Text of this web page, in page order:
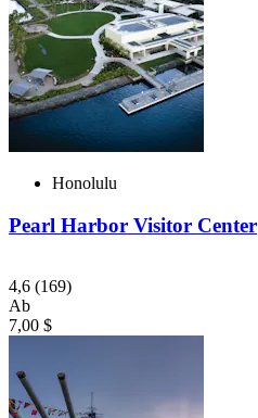
Honolulu
Pearl Harbor Visitor Center
4,6 (169)
Ab
7,00 $